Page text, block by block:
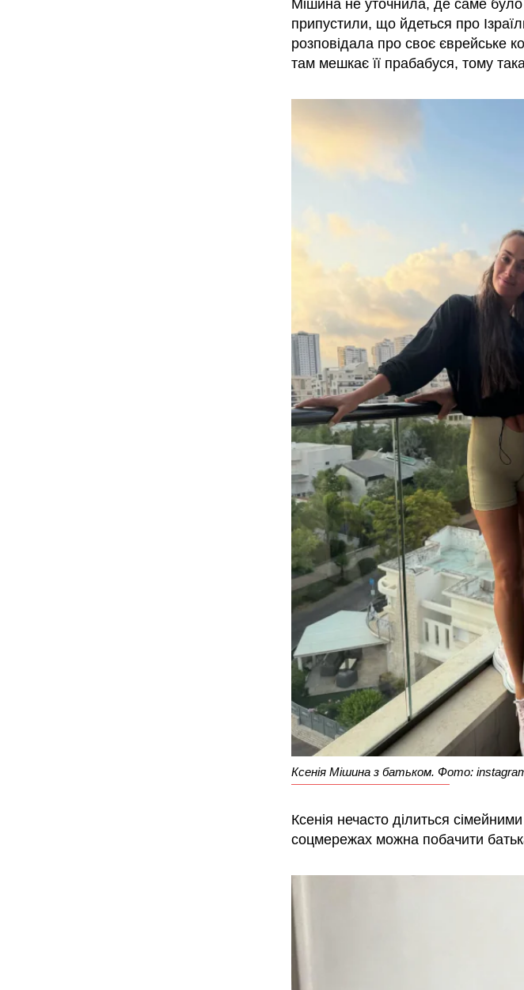
Мішина не уточнила, де саме
припустили, що йдеться про
розповідала про своє єврейське
там мешкає її прабабуся, тому
Ксенія Мішина з батьком. Фото:
Ксенія нечасто ділиться
соцмережах можна побачити